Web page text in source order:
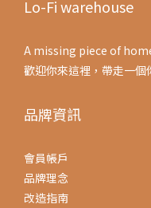
Lo-Fi warehouse
A missing piece of
歡迎你來這裡，帶走一個
品牌資訊
會員帳戶
品牌理念
改造指南